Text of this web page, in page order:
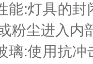
:灯具的封
粉尘进入内
:使用抗冲